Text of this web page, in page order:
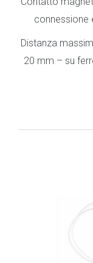
connessione
Distanza
20 mm – su